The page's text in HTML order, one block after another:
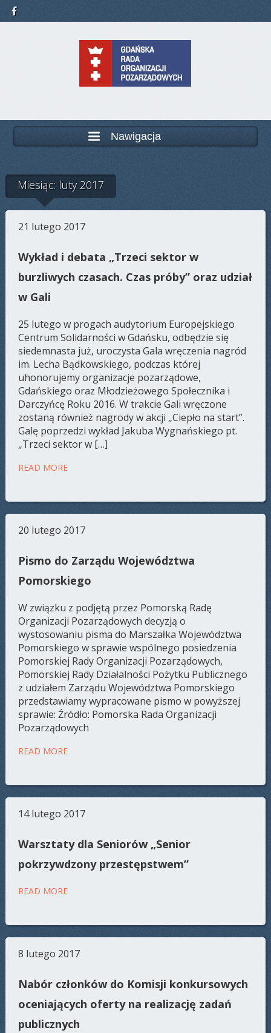
Nawigacja
Miesiąc: luty 2017
21 lutego 2017
Wykład i debata „Trzeci sektor w
burzliwych czasach. Czas próby” oraz udział
w Gali
25 lutego w progach audytorium Europejskiego
Centrum Solidarności w Gdańsku, odbędzie się
siedemnasta już, uroczysta Gala wręczenia nagród
im. Lecha Bądkowskiego, podczas której
uhonorujemy organizacje pozarządowe,
Gdańskiego oraz Młodzieżowego Społecznika i
Darczyńcę Roku 2016. W trakcie Gali wręczone
zostaną również nagrody w akcji „Ciepło na start”.
Galę poprzedzi wykład Jakuba Wygnańskiego pt.
„Trzeci sektor w […]
READ MORE
20 lutego 2017
Pismo do Zarządu Województwa
Pomorskiego
W związku z podjętą przez Pomorską Radę
Organizacji Pozarządowych decyzją o
wystosowaniu pisma do Marszałka Województwa
Pomorskiego w sprawie wspólnego posiedzenia
Pomorskiej Rady Organizacji Pozarządowych,
Pomorskiej Rady Działalności Pożytku Publicznego
z udziałem Zarządu Województwa Pomorskiego
przedstawiamy wypracowane pismo w powyższej
sprawie: Źródło: Pomorska Rada Organizacji
Pozarządowych
READ MORE
14 lutego 2017
Warsztaty dla Seniorów „Senior
pokrzywdzony przestępstwem”
READ MORE
8 lutego 2017
Nabór członków do Komisji konkursowych
oceniających oferty na realizację zadań
publicznych